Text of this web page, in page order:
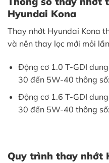
Hyundai Kona
Thay nhớt Hyundai Kona
và nên thay lọc mới mỏi
Động cơ 1.0 T-GDI
30 đến 5W-40 thông
Động cơ 1.6 T-GDI
30 đến 5W-40 thông
Quy trình thay nhớt